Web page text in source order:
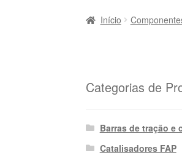
Início
Categorias de
Barras de tração e
Catalisadores FAP